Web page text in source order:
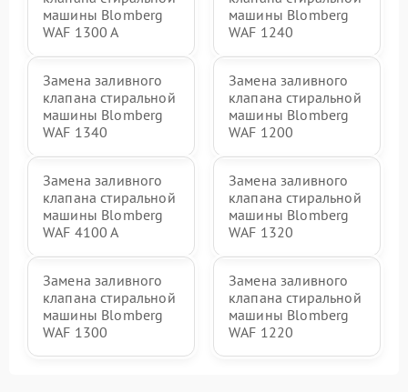
машины Blomberg
WAF 1300 A
машины Blomberg
WAF 1240
Замена заливного
клапана стиральной
машины Blomberg
WAF 1340
Замена заливного
клапана стиральной
машины Blomberg
WAF 1200
Замена заливного
клапана стиральной
машины Blomberg
WAF 4100 A
Замена заливного
клапана стиральной
машины Blomberg
WAF 1320
Замена заливного
клапана стиральной
машины Blomberg
WAF 1300
Замена заливного
клапана стиральной
машины Blomberg
WAF 1220